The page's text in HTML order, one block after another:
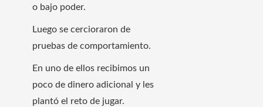
o bajo poder.
Luego se cercioraron de
pruebas de comportamiento.
En uno de ellos recibimos un
poco de dinero adicional y les
plantó el reto de jugar.